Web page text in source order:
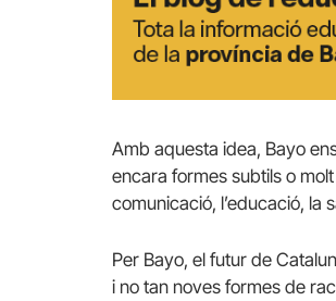
Amb aquesta idea, Bayo
encara formes subtils o
comunicació, l’educació, la
Per Bayo, el futur de
i no tan noves formes de